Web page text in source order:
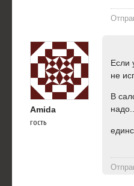
Amida
гость
Если
не
В